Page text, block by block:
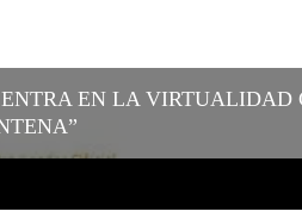
EN LA VIRTUALIDAD